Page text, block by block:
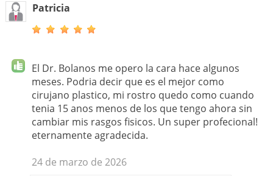
Patricia
El Dr. Bolanos me opero la cara hace algunos
meses. Podria decir que es el mejor como
cirujano plastico, mi rostro quedo como cuando
tenia 15 anos menos de los que tengo ahora sin
cambiar mis rasgos fisicos. Un super profecional!
eternamente agradecida.
24 de marzo de 2026